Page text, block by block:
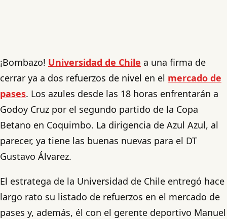
¡Bombazo! Universidad de Chile a una firma de
cerrar ya a dos refuerzos de nivel en el mercado de
pases. Los azules desde las 18 horas enfrentarán a
Godoy Cruz por el segundo partido de la Copa
Betano en Coquimbo. La dirigencia de Azul Azul, al
parecer, ya tiene las buenas nuevas para el DT
Gustavo Álvarez.
El estratega de la Universidad de Chile entregó hace
largo rato su listado de refuerzos en el mercado de
pases y, además, él con el gerente deportivo Manuel